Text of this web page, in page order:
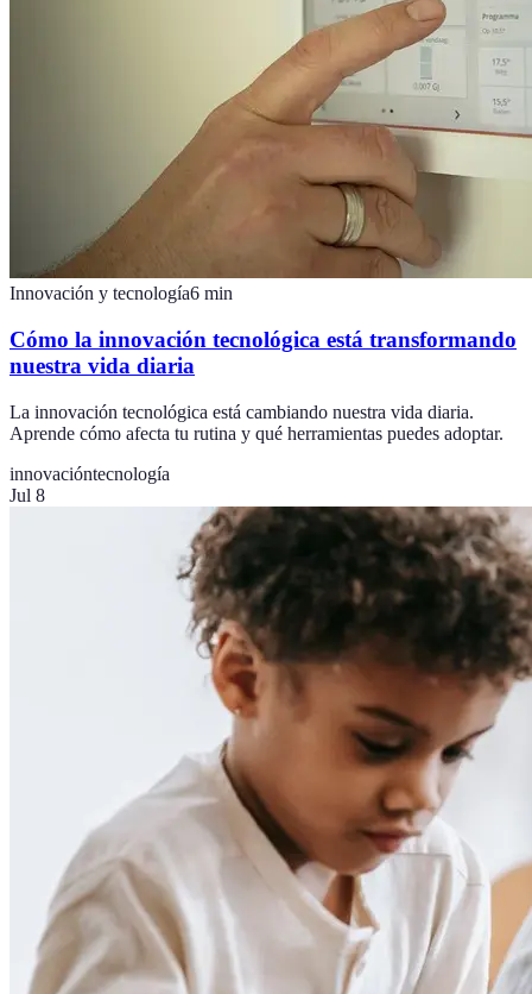
Innovación y tecnología6 min
Cómo la innovación tecnológica está transformando
nuestra vida diaria
La innovación tecnológica está cambiando nuestra vida diaria.
Aprende cómo afecta tu rutina y qué herramientas puedes adoptar.
innovacióntecnología
Jul 8